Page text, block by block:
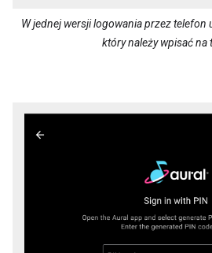
W jednej wersji logowania przez telefon
który należy wpisać na